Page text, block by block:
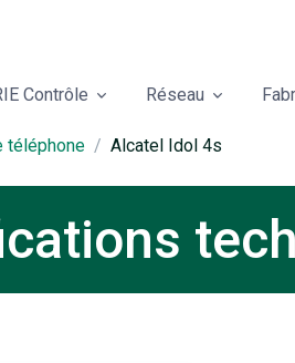
Contrôle Réseau
téléphone Alcatel Idol 4s